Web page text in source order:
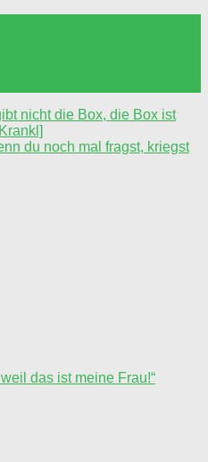
nicht die Box, die Box ist
du noch mal fragst, kriegst
das ist meine Frau!“